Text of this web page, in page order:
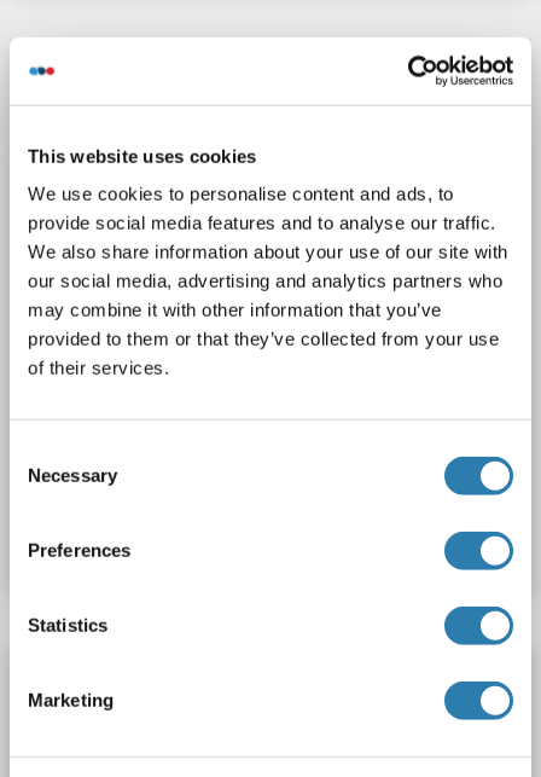
This website uses cookies
We use cookies to personalise content and ads, to
provide social media features and to analyse our traffic.
We also share information about your use of our site with
our social media, advertising and analytics partners who
may combine it with other information that you’ve
provided to them or that they’ve collected from your use
of their services.
Selection
Necessary
Preferences
Statistics
Marketing
TGFBR3 anticorps (C-Term)
TGFBR3 Reactivité: Humain, Souris, Rat
WB, ELISA
Hôte: Lapin
Polyclonal unconjugated
1 image
Fiche technique
TGFBR3 Reactivité: Poulet
Hôte: Mouton